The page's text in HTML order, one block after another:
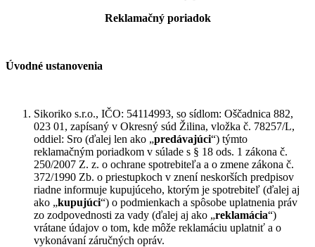
Reklamačný poriadok
Úvodné ustanovenia
Sikoriko s.r.o., IČO: 54114993, so sídlom: Oščadnica 882,
023 01, zapísaný v Okresný súd Žilina, vložka č. 78257/L,
oddiel: Sro (ďalej len ako „predávajúci“) týmto
reklamačným poriadkom v súlade s § 18 ods. 1 zákona č.
250/2007 Z. z. o ochrane spotrebiteľa a o zmene zákona č.
372/1990 Zb. o priestupkoch v znení neskorších predpisov
riadne informuje kupujúceho, ktorým je spotrebiteľ (ďalej aj
ako „kupujúci“) o podmienkach a spôsobe uplatnenia práv
zo zodpovednosti za vady (ďalej aj ako „reklamácia“)
vrátane údajov o tom, kde môže reklamáciu uplatniť a o
vykonávaní záručných opráv.